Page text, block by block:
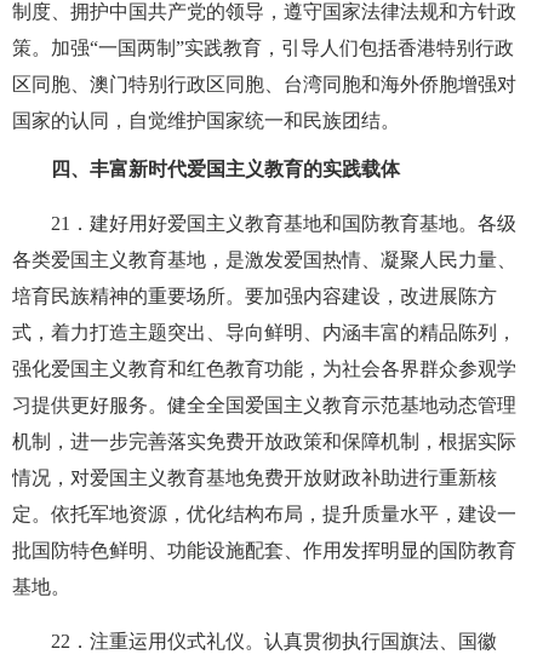
制度、拥护中国共产党的领导，遵守国家法律法规和方针政
策。加强“一国两制”实践教育，引导人们包括香港特别行政
区同胞、澳门特别行政区同胞、台湾同胞和海外侨胞增强对
国家的认同，自觉维护国家统一和民族团结。
四、丰富新时代爱国主义教育的实践载体
21 ．建好用好爱国主义教育基地和国防教育基地。各级
各类爱国主义教育基地，是激发爱国热情、凝聚人民力量、
培育民族精神的重要场所。要加强内容建设，改进展陈方
式，着力打造主题突出、导向鲜明、内涵丰富的精品陈列，
强化爱国主义教育和红色教育功能，为社会各界群众参观学
习提供更好服务。健全全国爱国主义教育示范基地动态管理
机制，进一步完善落实免费开放政策和保障机制，根据实际
情况，对爱国主义教育基地免费开放财政补助进行重新核
定。依托军地资源，优化结构布局，提升质量水平，建设一
批国防特色鲜明、功能设施配套、作用发挥明显的国防教育
基地。
22 ．注重运用仪式礼仪。认真贯彻执行国旗法、国徽